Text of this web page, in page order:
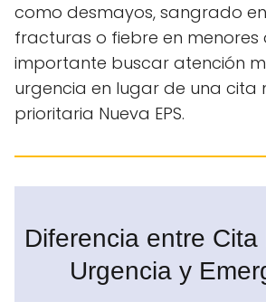
como desmayos, sangrado
fracturas o fiebre en menores
importante buscar atención
urgencia en lugar de una cita
prioritaria Nueva EPS.
Diferencia entre Cita
Urgencia y